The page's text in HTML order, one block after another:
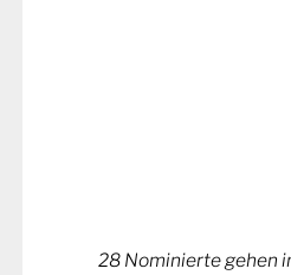
28 Nominierte gehen